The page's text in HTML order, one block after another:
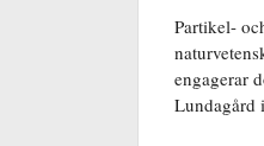
Partikel-
engagerar
Lundagård